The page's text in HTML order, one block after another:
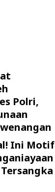
Polri,
Ini Motif